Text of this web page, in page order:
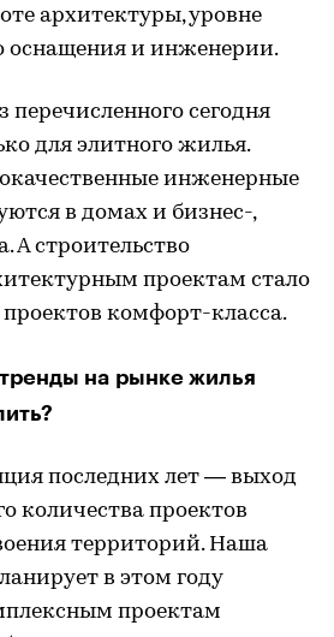
архитектуры, уровне
оснащения и инженерии.
сегодня
для элитного жилья.
инженерные
в домах и бизнес-,
А строительство
проектам стало
комфорт-класса.
на рынке жилья
последних лет — выход
количества проектов
территорий. Наша
в этом году
проектам